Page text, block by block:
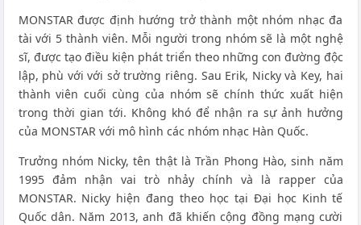
MONSTAR được định hướng trở thành một nhóm nhạc đa
tài với 5 thành viên. Mỗi người trong nhóm sẽ là một nghệ
sĩ, được tạo điều kiện phát triển theo những con đường độc
lập, phù với với sở trường riêng. Sau Erik, Nicky và Key, hai
thành viên cuối cùng của nhóm sẽ chính thức xuất hiện
trong thời gian tới. Không khó để nhận ra sự ảnh hưởng
của MONSTAR với mô hình các nhóm nhạc Hàn Quốc.
Trưởng nhóm Nicky, tên thật là Trần Phong Hào, sinh năm
1995 đảm nhận vai trò nhảy chính và là rapper của
MONSTAR. Nicky hiện đang theo học tại Đại học Kinh tế
Quốc dân. Năm 2013, anh đã khiến cộng đồng mạng cười